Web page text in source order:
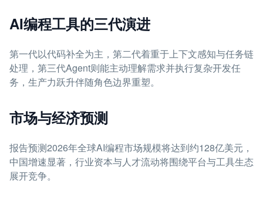
AI编程工具的三代演进
第一代以代码补全为主，第二代着重于上下文感知与任务链
处理，第三代Agent则能主动理解需求并执行复杂开发任
务，生产力跃升伴随角色边界重塑。
市场与经济预测
报告预测2026年全球AI编程市场规模将达到约128亿美元，
中国增速显著，行业资本与人才流动将围绕平台与工具生态
展开竞争。